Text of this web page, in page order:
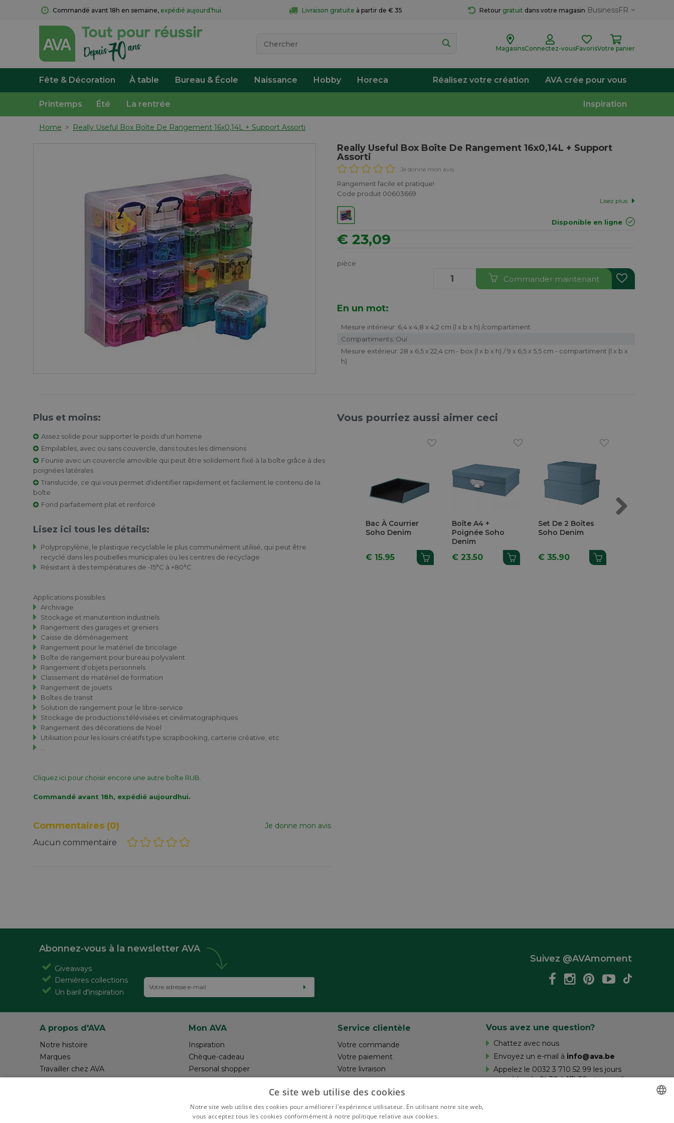
Commandé avant 18h en semaine, expédié aujourd’hui. Livraison gratuite à partir de € 35 Retour gratuit dans votre magasin BusinessFR
MagasinsConnectez-vousFavorisVotre panier
Fête & Décoration À table Bureau & École Naissance Hobby Horeca Réalisez votre création AVA crée pour vous
Printemps Été La rentrée Inspiration
Home > Really Useful Box Boîte De Rangement 16x0,14L + Support Assorti
Really Useful Box Boîte De Rangement 16x0,14L + Support
Assorti
Je donne mon avis
Rangement facile et pratique!
Code produit 00603669
Lisez plus
Disponible en ligne
€ 23,09
pièce
Commander maintenant
En un mot:
Mesure intérieur: 6,4 x 4,8 x 4,2 cm (l x b x h) /compartiment
Compartiments: Oui
Mesure extérieur: 28 x 6,5 x 22,4 cm - box (l x b x h)./ 9 x 6,5 x 5,5 cm - compartiment (l x b x
h)
Plus et moins:
Assez solide pour supporter le poids d'un homme
Empilables, avec ou sans couvercle, dans toutes les dimensions
Founie avec un couvercle amovible qui peut être solidement fixé à la boîte grâce à des
poignées latérales
Translucide, ce qui vous permet d'identifier rapidement et facilement le contenu de la
boîte
Fond parfaitement plat et renforcé
Lisez ici tous les détails:
Polypropylène, le plastique recyclable le plus communément utilisé, qui peut être
recyclé dans les poubelles municipales ou les centres de recyclage
Résistant à des températures de -15°C à +80°C
Applications possibles:
Archivage
Stockage et manutention industriels
Rangement des garages et greniers
Caisse de déménagement
Rangement pour le matériel de bricolage
Boîte de rangement pour bureau polyvalent
Rangement d'objets personnels
Classement de matériel de formation
Rangement de jouets
Boîtes de transit
Solution de rangement pour le libre-service
Stockage de productions télévisées et cinématographiques
Rangement des décorations de Noël
Utilisation pour les loisirs créatifs type scrapbooking, carterie créative, etc.
Cliquez ici pour choisir encore une autre boîte RUB.
Vous pourriez aussi aimer ceci
Bac À Courrier
Soho Denim
€ 15.95
Boîte A4 +
Poignée Soho
Denim
€ 23.50
Set De 2 Boîtes
Soho Denim
€ 35.90
Commandé avant 18h, expédié aujourdhui.
Commentaires (0) Je donne mon avis
Aucun commentaire
Abonnez-vous à la newsletter AVA
Giveaways
Dernières collections
Un baril d'inspiration
Suivez @AVAmoment
A propos d'AVA
Notre histoire
Marques
Travailler chez AVA
Mon AVA
Inspiration
Chèque-cadeau
Personal shopper
Rédiger un commentaire
Service clientèle
Votre commande
Votre paiement
Votre livraison
Réalisez votre création
Rappels de produits
Vous avez une question?
Chattez avec nous
Envoyez un e-mail à info@ava.be
Appelez le 0032 3 710 52 99 les jours
ouvrables de 8h30 à 17h30 et samedi
Ce site web utilise des cookies
Notre site web utilise des cookies pour améliorer l'expérience utilisateur. En utilisant notre site web,
vous acceptez tous les cookies conformément à notre politique relative aux cookies.